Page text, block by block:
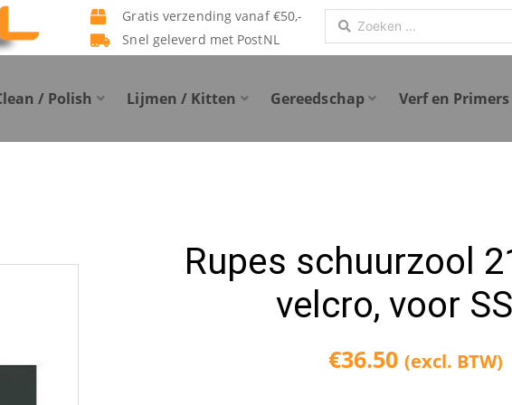
Gratis verzending vanaf €50,-
Snel geleverd met PostNL
Search
...
/ Polish Lijmen / Kitten Gereedschap Verf en Primers
Rupes schuurzool
velcro, voor
€36.50 (excl. BTW)